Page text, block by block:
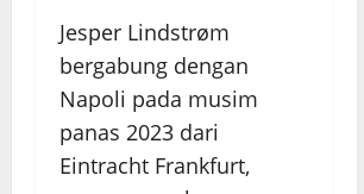
Jesper Lindstrøm
bergabung dengan
Napoli pada musim
panas 2023 dari
Eintracht Frankfurt,